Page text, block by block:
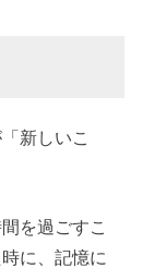
新しいこ
を過ごすこ
に、記憶に